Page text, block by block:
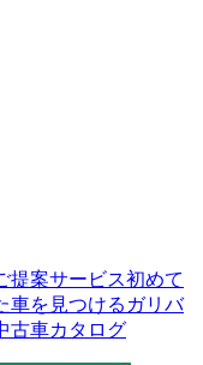
提案サービス初めて
車を見つける ガリバ
古車カタログ